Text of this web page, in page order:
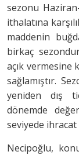
sezonu
ithalatına
maddenin
birkaç
açık vermesine
sağlamıştır.
yeniden dış
dönemde
seviyede
Necipoğlu,